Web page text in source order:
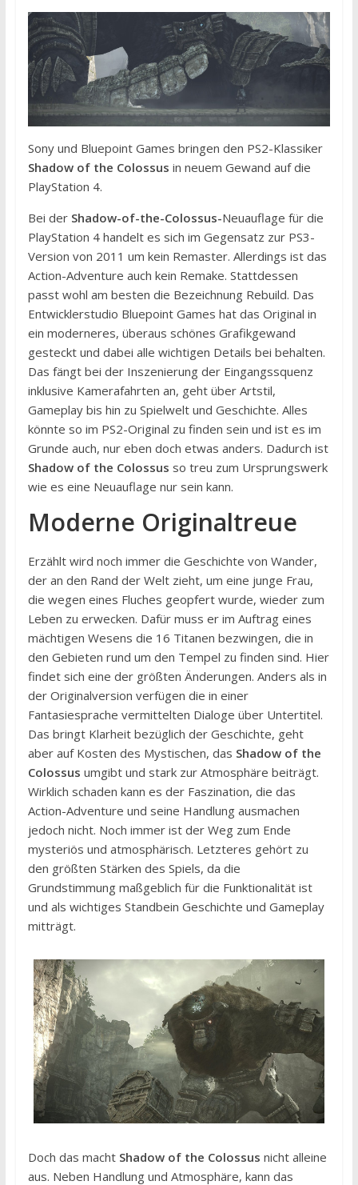
Sony und Bluepoint Games bringen den PS2-Klassiker
Shadow of the Colossus in neuem Gewand auf die
PlayStation 4.
Bei der Shadow-of-the-Colossus-Neuauflage für die
PlayStation 4 handelt es sich im Gegensatz zur PS3-
Version von 2011 um kein Remaster. Allerdings ist das
Action-Adventure auch kein Remake. Stattdessen
passt wohl am besten die Bezeichnung Rebuild. Das
Entwicklerstudio Bluepoint Games hat das Original in
ein moderneres, überaus schönes Grafikgewand
gesteckt und dabei alle wichtigen Details bei behalten.
Das fängt bei der Inszenierung der Eingangssquenz
inklusive Kamerafahrten an, geht über Artstil,
Gameplay bis hin zu Spielwelt und Geschichte. Alles
könnte so im PS2-Original zu finden sein und ist es im
Grunde auch, nur eben doch etwas anders. Dadurch ist
Shadow of the Colossus so treu zum Ursprungswerk
wie es eine Neuauflage nur sein kann.
Moderne Originaltreue
Erzählt wird noch immer die Geschichte von Wander,
der an den Rand der Welt zieht, um eine junge Frau,
die wegen eines Fluches geopfert wurde, wieder zum
Leben zu erwecken. Dafür muss er im Auftrag eines
mächtigen Wesens die 16 Titanen bezwingen, die in
den Gebieten rund um den Tempel zu finden sind. Hier
findet sich eine der größten Änderungen. Anders als in
der Originalversion verfügen die in einer
Fantasiesprache vermittelten Dialoge über Untertitel.
Das bringt Klarheit bezüglich der Geschichte, geht
aber auf Kosten des Mystischen, das Shadow of the
Colossus umgibt und stark zur Atmosphäre beiträgt.
Wirklich schaden kann es der Faszination, die das
Action-Adventure und seine Handlung ausmachen
jedoch nicht. Noch immer ist der Weg zum Ende
mysteriös und atmosphärisch. Letzteres gehört zu
den größten Stärken des Spiels, da die
Grundstimmung maßgeblich für die Funktionalität ist
und als wichtiges Standbein Geschichte und Gameplay
mitträgt.
Doch das macht Shadow of the Colossus nicht alleine
aus. Neben Handlung und Atmosphäre, kann das